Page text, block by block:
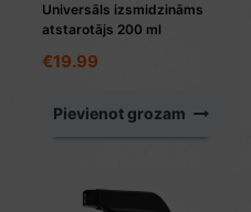
Universāls izsmidzināms
atstarotājs 200 ml
€19.99
Pievienot grozam